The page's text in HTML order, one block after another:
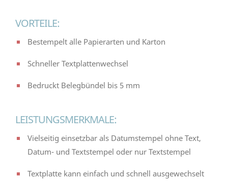
VORTEILE:
Bestempelt alle Papierarten und Karton
Schneller Textplattenwechsel
Bedruckt Belegbündel bis 5 mm
LEISTUNGSMERKMALE:
Vielseitig einsetzbar als Datumstempel ohne Text,
Datum- und Textstempel oder nur Textstempel
Textplatte kann einfach und schnell ausgewechselt